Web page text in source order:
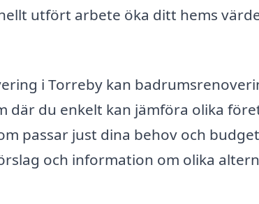
utfört arbete öka ditt hems
i Torreby kan
där du enkelt kan jämföra olika
passar just dina behov och
och information om olika